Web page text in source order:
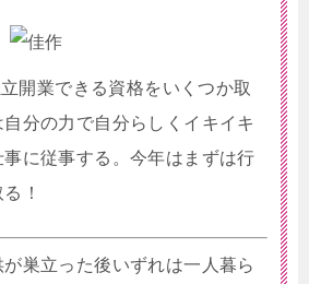
立開業できる資格をいくつか取
分の力で自分らしくイキイキ
に従事する。今年はまずは行
！
巣立った後いずれは一人暮ら